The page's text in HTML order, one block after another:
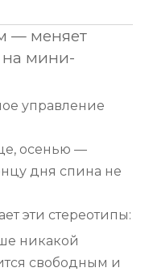
— меняет
на мини-
управление
осенью —
дня спина не
эти стереотипы:
никакой
свободным и